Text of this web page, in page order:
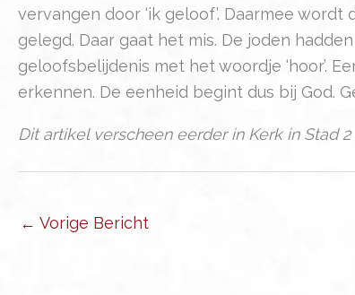
vervangen door ‘ik geloof’. Daarmee
gelegd. Daar gaat het mis. De joden
geloofsbelijdenis met het woordje ‘hoor’.
erkennen. De eenheid begint dus bij God.
Dit artikel verscheen eerder in Kerk in Stad 2
← Vorige Bericht